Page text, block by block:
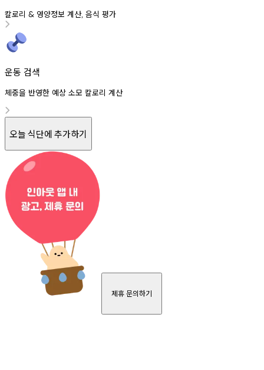
칼로리 & 영양정보 계산, 음식 평가
운동 검색
체중을 반영한 예상 소모 칼로리 계산
오늘 식단에 추가하기
제휴 문의하기